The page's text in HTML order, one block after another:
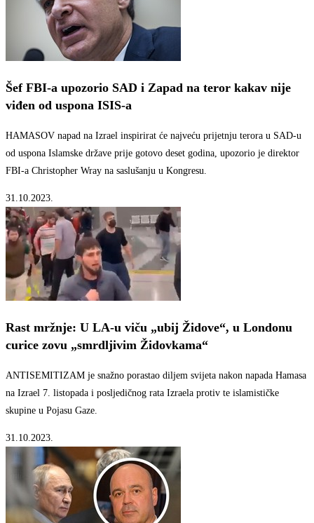
Šef FBI-a upozorio SAD i Zapad na teror kakav nije
viđen od uspona ISIS-a
HAMASOV napad na Izrael inspirirat će najveću prijetnju terora u SAD-u
od uspona Islamske države prije gotovo deset godina, upozorio je direktor
FBI-a Christopher Wray na saslušanju u Kongresu.
31.10.2023.
Rast mržnje: U LA-u viču „ubij Židove“, u Londonu
curice zovu „smrdljivim Židovkama“
ANTISEMITIZAM je snažno porastao diljem svijeta nakon napada Hamasa
na Izrael 7. listopada i posljedičnog rata Izraela protiv te islamističke
skupine u Pojasu Gaze.
31.10.2023.